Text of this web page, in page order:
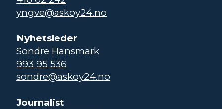
yngve@askoy24.no
Nyhetsleder
Sondre Hansmark
993 95 536
sondre@askoy24.no
Journalist